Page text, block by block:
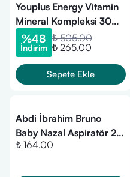
Youplus Energy Vitamin
Mineral Kompleksi 30
Tablet
%48
İndirim
₺ 505.00
₺ 265.00
Sepete Ekle
Abdi İbrahim Bruno
Baby Nazal Aspiratör 2
adet
₺ 164.00